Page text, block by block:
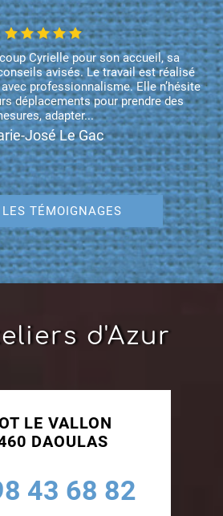
Cyrielle pour son accueil, sa
avisés. Le travail est réalisé
professionnalisme. Elle n’hésite
déplacements pour prendre des
adapter...
José Le Gac
TÉMOIGNAGES
d'Azur
LE VALLON
DAOULAS
43 68 82